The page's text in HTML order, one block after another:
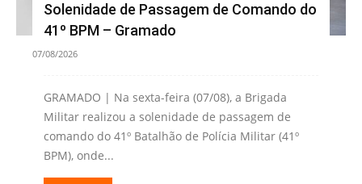
Solenidade de Passagem de Comando do
41º BPM – Gramado
07/08/2026
GRAMADO | Na sexta-feira (07/08), a Brigada
Militar realizou a solenidade de passagem de
comando do 41º Batalhão de Polícia Militar (41º
BPM), onde...